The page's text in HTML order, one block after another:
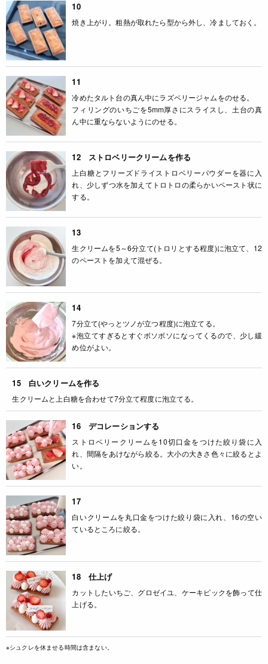
10
焼き上がり。粗熱が取れたら型から外し、冷ましておく。
11
冷めたタルト台の真ん中にラズベリージャムをのせる。
フィリングのいちごを5mm厚さにスライスし、土台の真
ん中に重ならないようにのせる。
12 ストロベリークリームを作る
上白糖とフリーズドライストロベリーパウダーを器に入
れ、少しずつ水を加えてトロトロの柔らかいペースト状に
する。
13
生クリームを5～6分立て(トロリとする程度)に泡立て、12
のペーストを加えて混ぜる。
14
7分立て(やっとツノが立つ程度)に泡立てる。
※泡立てすぎるとすぐボソボソになってくるので、少し緩
め位がよい。
15 白いクリームを作る
生クリームと上白糖を合わせて7分立て程度に泡立てる。
16 デコレーションする
ストロベリークリームを10切口金をつけた絞り袋に入
れ、間隔をあけながら絞る。大小の大きさ色々に絞るとよ
い。
17
白いクリームを丸口金をつけた絞り袋に入れ、16の空い
ているところに絞る。
18 仕上げ
カットしたいちご、グロゼイユ、ケーキピックを飾って仕
上げる。
※シュクレを休ませる時間は含まない。